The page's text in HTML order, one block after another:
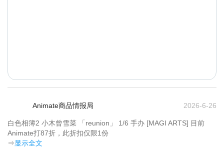
Animate商品情报局 2026-6-26
白色相簿2 小木曾雪菜 「reunion」 1/6 手办 [MAGI ARTS] 目前
⇒显示全文